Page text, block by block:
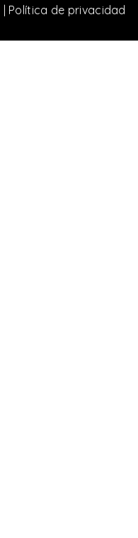
| Política de privacidad